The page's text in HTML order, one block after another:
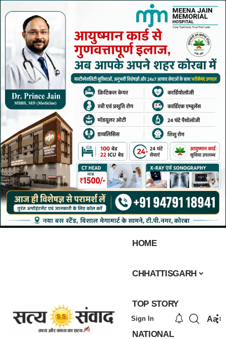
HOME
CHHATTISGARH
TOP STORY
NATIONAL
Sign In Aa